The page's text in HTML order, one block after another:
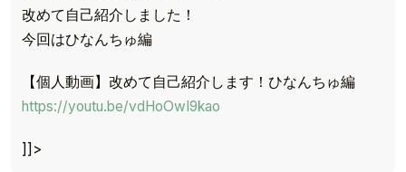
TOP
TOPICS
改めて自己紹介しました！
今回はひなんちゅ編
【個人動画】改めて自己紹介します！ひなんちゅ編
https://youtu.be/vdHoOwI9kao
]]>